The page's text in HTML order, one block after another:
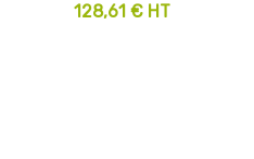
128,61 € HT